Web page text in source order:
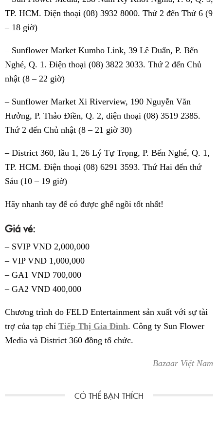
TP. HCM. Điện thoại (08) 3932 8000. Thứ 2 đến Thứ 6 (9
– 18 giờ)
– Sunflower Market Kumho Link, 39 Lê Duẩn, P. Bến
Nghé, Q. 1. Điện thoại (08) 3822 3033. Thứ 2 đến Chủ
nhật (8 – 22 giờ)
– Sunflower Market Xi Riverview, 190 Nguyễn Văn
Hưởng, P. Thảo Điền, Q. 2, điện thoại (08) 3519 2385.
Thứ 2 đến Chủ nhật (8 – 21 giờ 30)
– District 360, lầu 1, 26 Lý Tự Trọng, P. Bến Nghé, Q. 1,
TP. HCM. Điện thoại (08) 6291 3593. Thứ Hai đến thứ
Sáu (10 – 19 giờ)
Hãy nhanh tay để có được ghế ngồi tốt nhất!
Giá vé:
– SVIP VND 2,000,000
– VIP VND 1,000,000
– GA1 VND 700,000
– GA2 VND 400,000
Chương trình do FELD Entertainment sản xuất với sự tài
trợ của tạp chí Tiếp Thị Gia Đình. Công ty Sun Flower
Media và District 360 đồng tổ chức.
Bazaar Việt Nam